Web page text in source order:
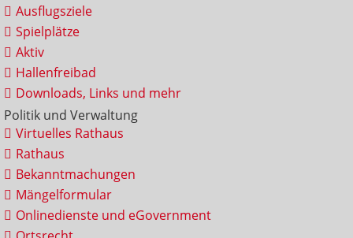
Ausflugsziele
Spielplätze
Aktiv
Hallenfreibad
Downloads, Links und mehr
Politik und Verwaltung
Virtuelles Rathaus
Rathaus
Bekanntmachungen
Mängelformular
Onlinedienste und eGovernment